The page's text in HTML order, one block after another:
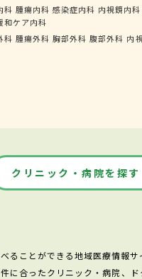
科 腫瘍内科 感染症内科 内視鏡内科
和ケア内科
科 腫瘍外科 胸部外科 腹部外科 内
クリニック・病院を探す
ことができる地域医療情報サ
合ったクリニック・病院、ド